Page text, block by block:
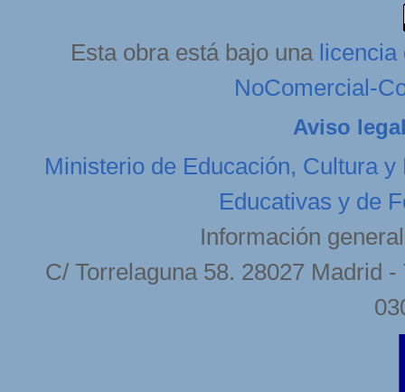
Esta obra está bajo una licencia
NoComercial-
Aviso
Ministerio de Educación, Cultura y
Educativas y de
Información
C/ Torrelaguna 58. 28027 Madrid